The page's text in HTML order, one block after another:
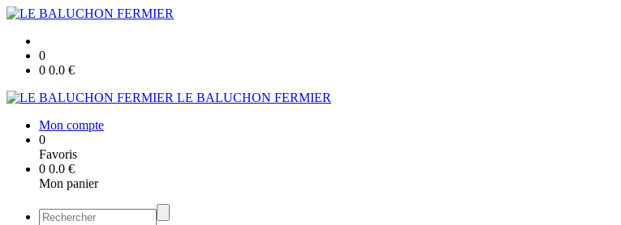
0
0 0.0 €
LE BALUCHON FERMIER
Mon compte
0
Favoris
0 0.0 €
Mon panier